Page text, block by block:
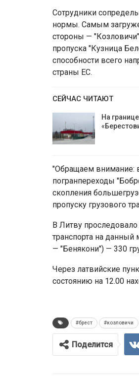
Сотрудники
нормы. Самым
стороны —
пропуска "Кузница
способности всего
страны ЕС.
СЕЙЧАС ЧИТАЮТ
На
"Обращаем внимание:
погранпереходы
скопления
пропуску грузового
В Литву
транспорта на данный
— "Бенякони") — 330
Через латвийские
состоянию на 12.00
#брест #козловичи
Поделится